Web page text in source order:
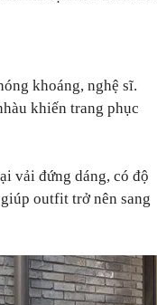
khoáng, nghệ sĩ.
khiến trang phục
vải đứng dáng, có độ
outfit trở nên sang